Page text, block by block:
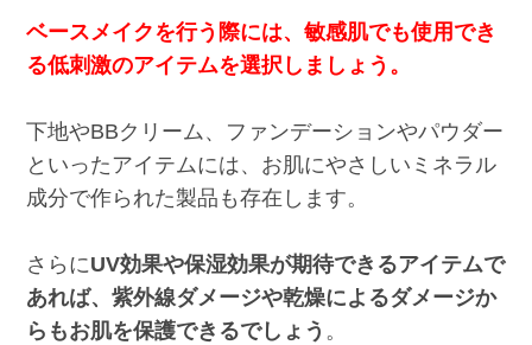
ベースメイクを行う際には、敏感肌でも使用でき
る低刺激のアイテムを選択しましょう。
下地やBBクリーム、ファンデーションやパウダー
といったアイテムには、お肌にやさしいミネラル
成分で作られた製品も存在します。
さらにUV効果や保湿効果が期待できるアイテムで
あれば、紫外線ダメージや乾燥によるダメージか
らもお肌を保護できるでしょう 。